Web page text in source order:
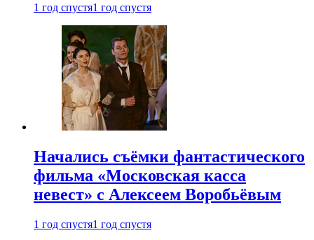
1 год спустя1 год спустя
Начались съёмки фантастического
фильма «Московская касса
невест» с Алексеем Воробьёвым
1 год спустя1 год спустя